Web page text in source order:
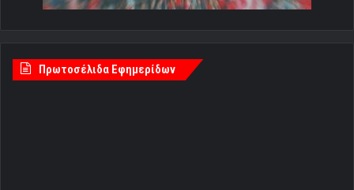
Πρωτοσέλιδα Εφημερίδων